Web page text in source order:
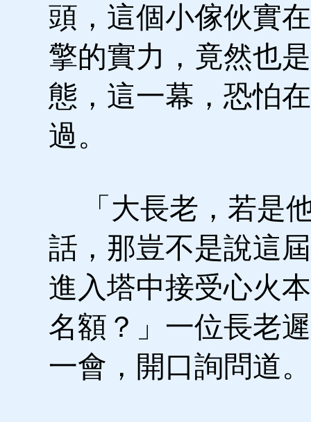
頭，這個小傢伙實
擎的實力，竟然也
態，這一幕，恐怕
過。
「大長老，若是
話，那豈不是說這
進入塔中接受心火
名額？」一位長老
一會，開口詢問道。